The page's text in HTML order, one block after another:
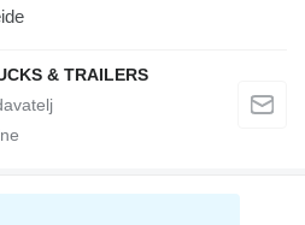
& TRAILERS